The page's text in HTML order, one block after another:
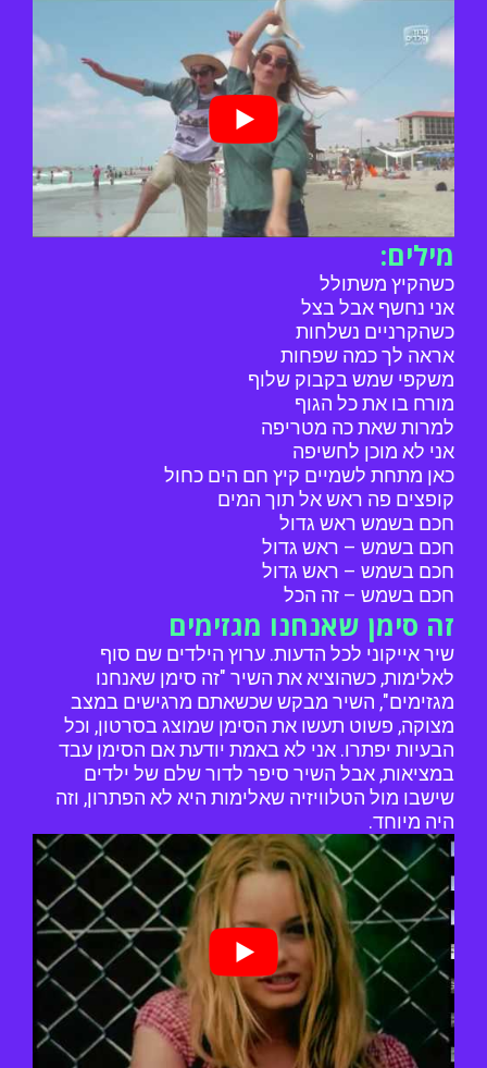
מילים:
כשהקיץ משתולל
אני נחשף אבל בצל
כשהקרניים נשלחות
אראה לך כמה שפחות
משקפי שמש בקבוק שלוף
מורח בו את כל הגוף
למרות שאת כה מטריפה
אני לא מוכן לחשיפה
כאן מתחת לשמיים קיץ חם הים כחול
קופצים פה ראש אל תוך המים
חכם בשמש ראש גדול
חכם בשמש – ראש גדול
חכם בשמש – ראש גדול
חכם בשמש – זה הכל
זה סימן שאנחנו מגזימים
שיר אייקוני לכל הדעות. ערוץ הילדים שם סוף
לאלימות, כשהוציא את השיר "זה סימן שאנחנו
מגזימים", השיר מבקש שכשאתם מרגישים במצב
מצוקה, פשוט תעשו את הסימן שמוצג בסרטון, וכל
הבעיות יפתרו. אני לא באמת יודעת אם הסימן עבד
במציאות, אבל השיר סיפר לדור שלם של ילדים
שישבו מול הטלוויזיה שאלימות היא לא הפתרון, וזה
היה מיוחד.